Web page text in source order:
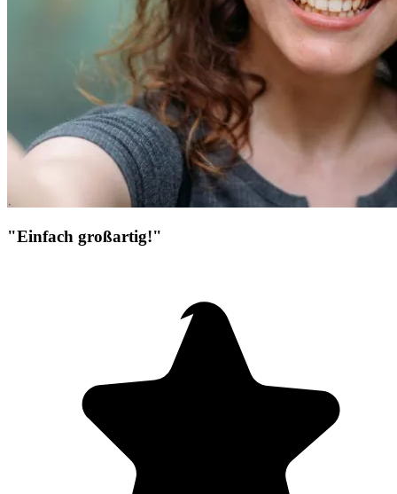
"Einfach großartig!"